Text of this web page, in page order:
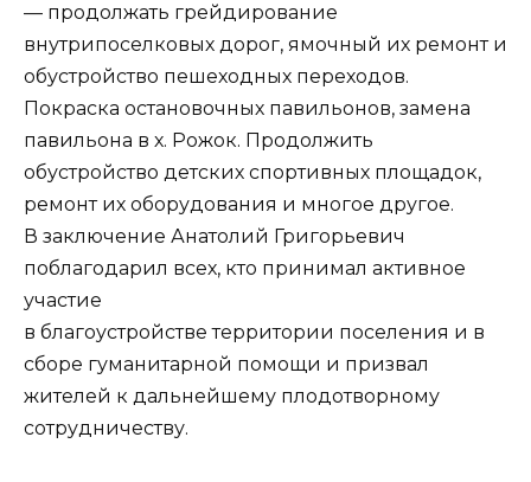
— продолжать грейдирование
внутрипоселковых дорог, ямочный их ремонт и
обустройство пешеходных переходов.
Покраска остановочных павильонов, замена
павильона в х. Рожок. Продолжить
обустройство детских спортивных площадок,
ремонт их оборудования и многое другое.
В заключение Анатолий Григорьевич
поблагодарил всех, кто принимал активное
участие
в благоустройстве территории поселения и в
сборе гуманитарной помощи и призвал
жителей к дальнейшему плодотворному
сотрудничеству.